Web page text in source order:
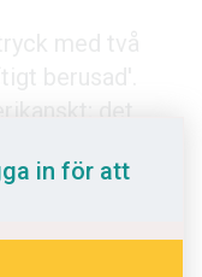
det
mirror från
i australiska
Aussie slang.
in för att